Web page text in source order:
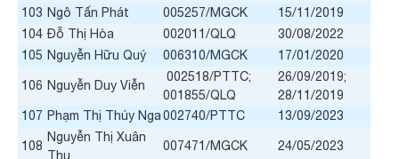
103 Ngô Tấn Phát 005257/MGCK
15/11/2019
104 Đỗ Thị Hòa 002011/QLQ
30/08/2022
105 Nguyễn Hữu Quý 006310/MGCK 17/01/2020
106 Nguyễn Duy Viễn
002518/PTTC;
001855/QLQ
26/09/2019;
28/11/2019
107 Phạm Thị Thúy Nga002740/PTTC 13/09/2023
108
Nguyễn Thị Xuân
Thu
007471/MGCK 24/05/2023